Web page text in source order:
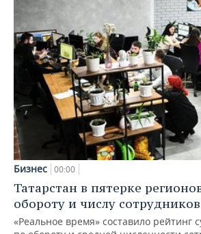
Бизнес 00:00
Татарстан в пятерке
обороту и числу
«Реальное время» составило рейтинг